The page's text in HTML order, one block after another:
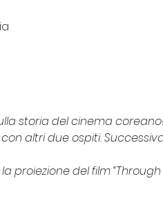
storia del cinema
altri due ospiti.
proiezione del film “Through